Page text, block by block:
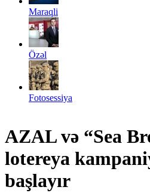
Maraqli
Özəl
Fotosessiya
AZAL və “Sea
lotereya
başlayır